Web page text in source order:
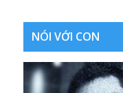
NÓI VỚI CON